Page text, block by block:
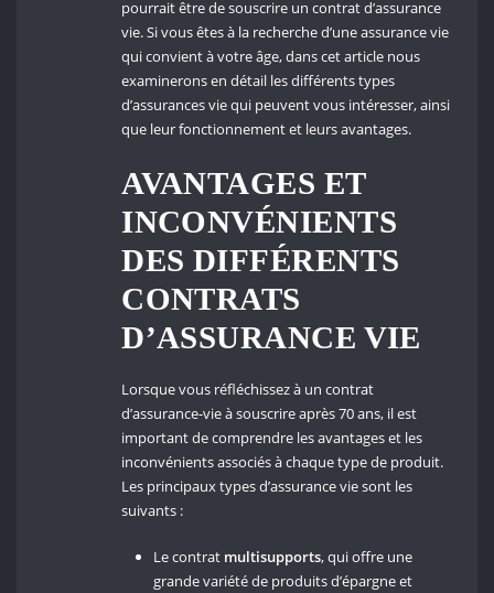
pourrait être de souscrire un contrat d’assurance
vie. Si vous êtes à la recherche d’une assurance vie
qui convient à votre âge, dans cet article nous
examinerons en détail les différents types
d’assurances vie qui peuvent vous intéresser, ainsi
que leur fonctionnement et leurs avantages.
AVANTAGES ET
INCONVÉNIENTS
DES DIFFÉRENTS
CONTRATS
D’ASSURANCE VIE
Lorsque vous réfléchissez à un contrat
d’assurance-vie à souscrire après 70 ans, il est
important de comprendre les avantages et les
inconvénients associés à chaque type de produit.
Les principaux types d’assurance vie sont les
suivants :
Le contrat multisupports, qui offre une
grande variété de produits d’épargne et